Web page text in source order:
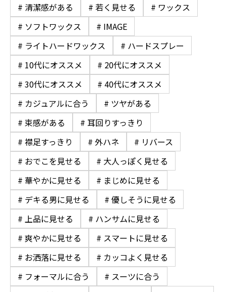
# 清潔感がある # 若く見せる
# ワックス
# ソフトワックス
# IMAGE
# ライトハードワックス
# ハードスプレー
# 10代にオススメ
# 20代にオススメ
# 30代にオススメ
# 40代にオススメ
# カジュアルに合う
# ツヤがある
# 束感がある
# 耳回りすっきり
# 襟足すっきり
# 外ハネ
# リバース
# おでこを見せる
# 大人っぽく見せる
# 華やかに見せる
# まじめに見せる
# デキる男に見せる
# 優しそうに見せる
# 上品に見せる
# ハンサムに見せる
# 爽やかに見せる
# スマートに見せる
# お洒落に見せる
# カッコよく見せる
# フォーマルに合う
# スーツに合う